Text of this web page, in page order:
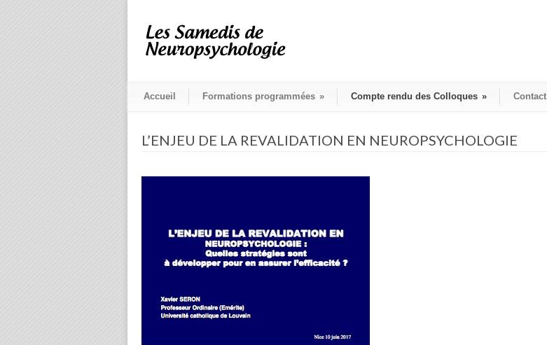
Accueil Formations programmées » Compte rendu des Colloques » Contact
L’ENJEU DE LA REVALIDATION EN NEUROPSYCHOLOGIE